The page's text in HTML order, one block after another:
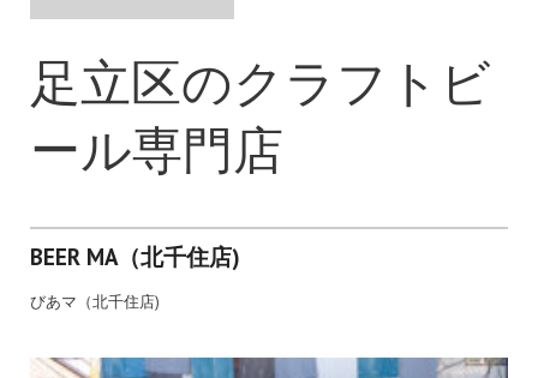
足立区のクラフトビ
ール専門店
BEER MA（北千住店)
びあマ（北千住店)